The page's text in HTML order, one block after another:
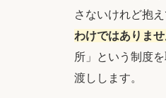
さないけれど抱
わけではありませ
所」という制度
渡しします。